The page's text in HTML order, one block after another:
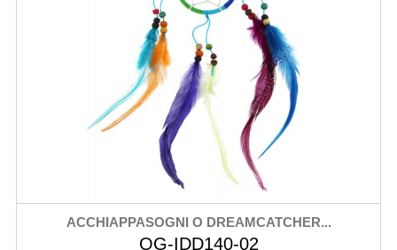
ACCHIAPPASOGNI O DREAMCATCHER...
OG-IDD140-02